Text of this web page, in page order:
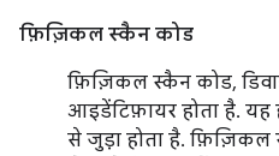
फ़िज़िकल स्कैन कोड
फ़िज़िकल स्कैन कोड,
आइडेंटिफ़ायर होता है. यह
से जुड़ा होता है.